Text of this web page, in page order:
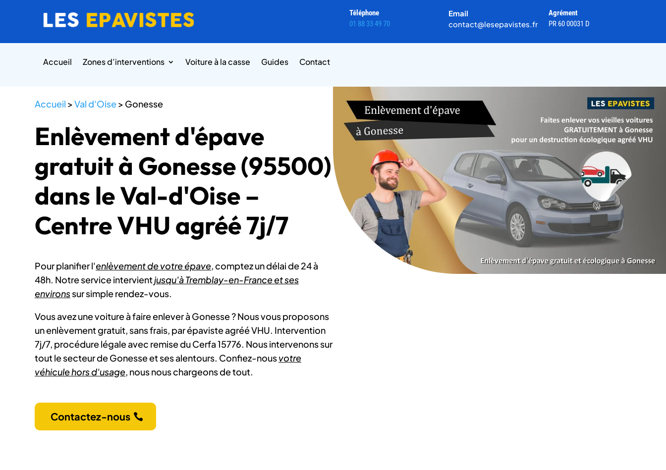
Téléphone
01 88 33 49 70
Email
contact@lesepavistes.fr
Agrément
PR 60 00031 D
Accueil Zones d’interventions Voiture à la casse Guides Contact
Accueil >Val d'Oise> Gonesse
Enlèvement d'épave
gratuit à Gonesse (95500)
dans le Val-d'Oise –
Centre VHU agréé 7j/7
Pour planifier l'enlèvement de votre épave, comptez un délai de 24 à
48h. Notre service intervientjusqu'à Tremblay-en-France et ses
environssur simple rendez-vous.
Vous avez une voiture à faire enlever à Gonesse ? Nous vous proposons
un enlèvement gratuit, sans frais, par épaviste agréé VHU. Intervention
7j/7, procédure légale avec remise du Cerfa 15776. Nous intervenons sur
tout le secteur de Gonesse et ses alentours. Confiez-nousvotre
véhicule hors d'usage, nous nous chargeons de tout.
Contactez-nous